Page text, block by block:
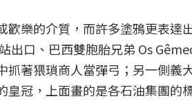
歡樂的介質，而許多塗鴉更表達
出口、巴西雙胞胎兄弟 Os
抓著猥瑣商人當彈弓；另一側義
皇冠，上面畫的是各石油集團的